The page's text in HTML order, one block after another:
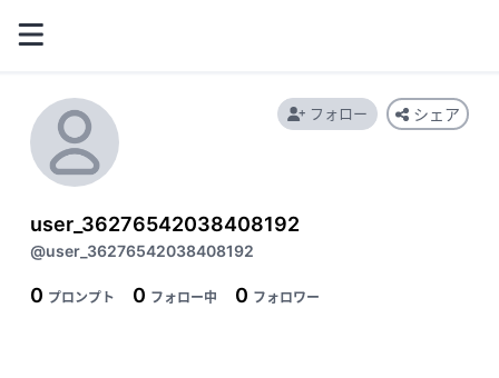
user_36276542038408192
@user_36276542038408192
0 プロンプト 0 フォロー中 0 フォロワー
フォロー シェア